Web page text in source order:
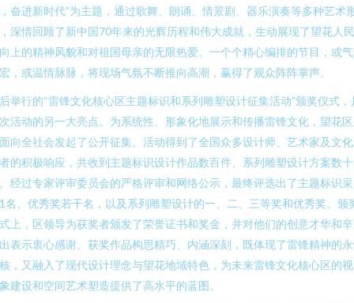
奋进新时代”为主题，通过歌舞、朗诵、情景剧、器乐演奏等多种艺术
深情回顾了新中国70年来的光辉历程和伟大成就，生动展现了望花人
上的精神风貌和对祖国母亲的无限热爱。一个个精心编排的节目，或
，或温情脉脉，将现场气氛不断推向高潮，赢得了观众阵阵掌声。
举行的“雷锋文化核心区主题标识和系列雕塑设计征集活动”颁奖仪式，
活动的另一大亮点。为系统性、形象化地展示和传播雷锋文化，望花
向全社会发起了公开征集。活动得到了全国众多设计师、艺术家及文
的积极响应，共收到主题标识设计作品数百件、系列雕塑设计方案数十
经过专家评审委员会的严格评审和网络公示，最终评选出了主题标识
名、优秀奖若干名，以及系列雕塑设计的一、二、三等奖和优秀奖。颁
上，区领导为获奖者颁发了荣誉证书和奖金，并对他们的创意才华和
表示衷心感谢。获奖作品构思精巧、内涵深刻，既体现了雷锋精神的
，又融入了现代设计理念与望花地域特色，为未来雷锋文化核心区的
建设和空间艺术塑造提供了高水平的蓝图。